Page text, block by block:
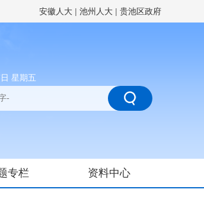
安徽人大 | 池州人大 | 贵池区政府
星期五
专栏 资料中心